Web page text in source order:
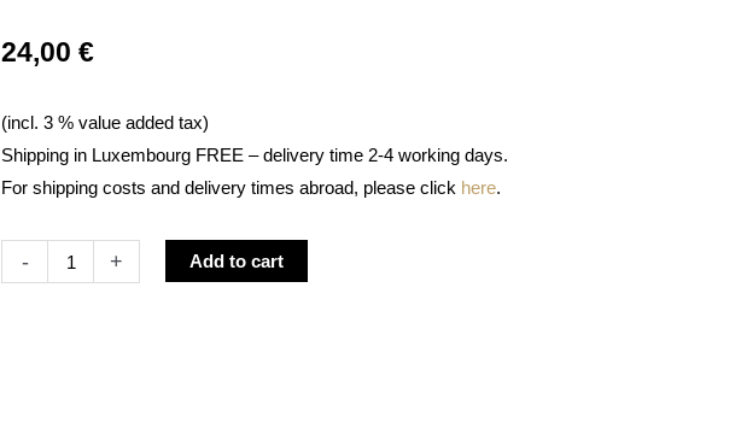
24,00 €
(incl. 3 % value added tax)
Shipping in Luxembourg FREE – delivery time 2-4 working days.
For shipping costs and delivery times abroad, please click here.
-
Zaïna
+ Add to cart